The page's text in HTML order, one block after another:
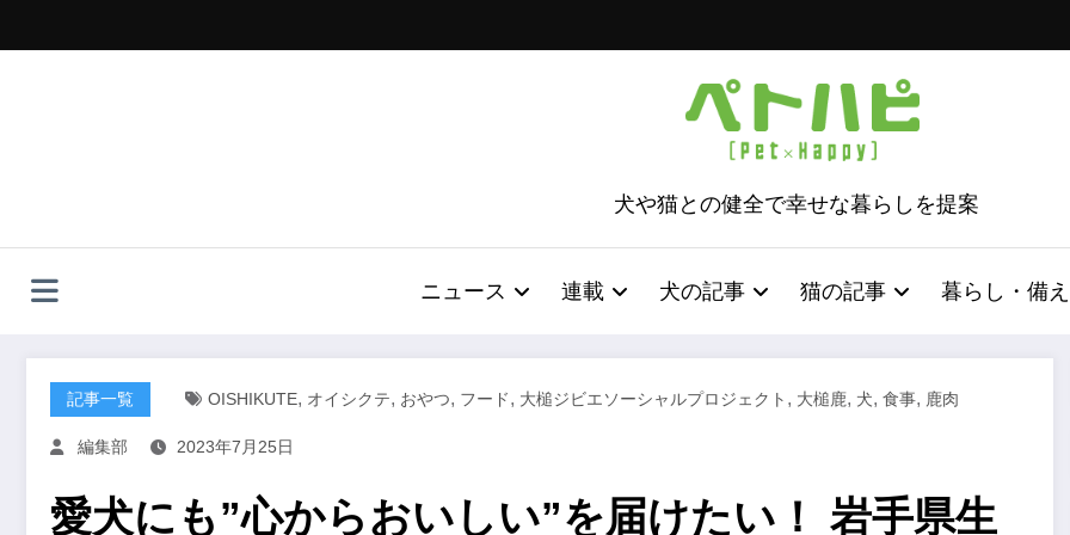
ッ
犬や猫との健全で幸せな暮らしを提案
ニュース 連載 犬の記事 猫の記事 暮らし・備え
記事一覧 OISHIKUTE, オイシクテ, おやつ, フード, 大槌ジビエソーシャルプロジェクト , 大槌鹿, 犬, 食事, 鹿肉
編集部 2023年7月25日
愛犬にも”心からおいしい”を届けたい！ 岩手県生